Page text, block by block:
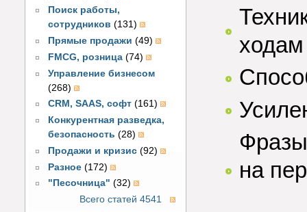
Поиск работы,
сотрудников (131)
Прямые продажи (49)
FMCG, розница (74)
Управление бизнесом
(268)
CRM, SAAS, софт (161)
Конкурентная разведка,
безопасность (28)
Продажи и кризис (92)
Разное (172)
"Песочница" (32)
Всего статей 4541
ходам
на